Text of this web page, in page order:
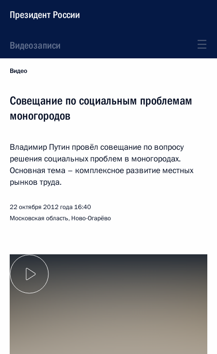
Президент России
Видеозаписи
Видео
Совещание по социальным проблемам
моногородов
Владимир Путин провёл совещание по вопросу
решения социальных проблем в моногородах.
Основная тема – комплексное развитие местных
рынков труда.
22 октября 2012 года 16:40
Московская область, Ново-Огарёво